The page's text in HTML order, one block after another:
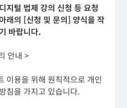
지털 법제 강의 신청 등 요청
래의 [신청 및 문의] 양식을 작
바랍니다.
안내 >
용을 위해 원칙적으로 개인
침을 가지고 있습니다.